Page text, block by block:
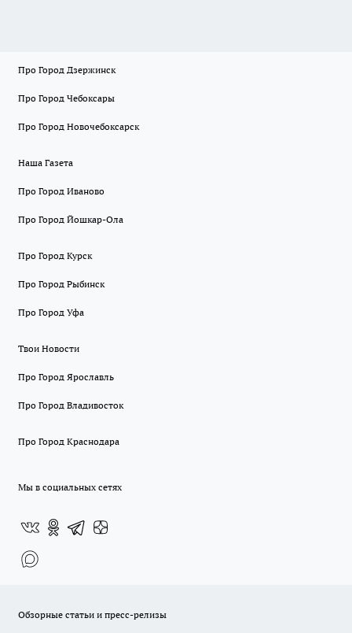
Про Город Дзержинск
Про Город Чебоксары
Про Город Новочебоксарск
Наша Газета
Про Город Иваново
Про Город Йошкар-Ола
Про Город Курск
Про Город Рыбинск
Про Город Уфа
Твои Новости
Про Город Ярославль
Про Город Владивосток
Про Город Краснодара
Мы в социальных сетях
Обзорные статьи и пресс-релизы